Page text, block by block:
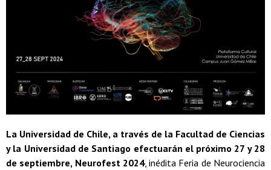
La Universidad de Chile, a través de la Facultad de Ciencias
y la Universidad de Santiago efectuarán el próximo 27 y 28
de septiembre, Neurofest 2024, inédita Feria de Neurociencia